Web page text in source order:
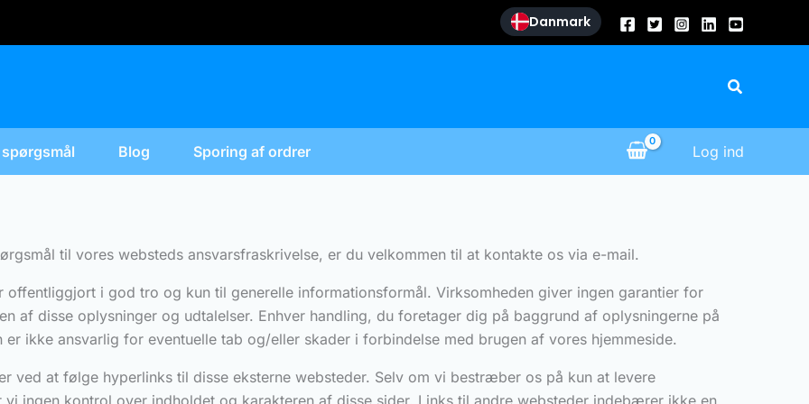
Danmark
Søg
Blog Sporing af ordrer Log ind
til vores websteds ansvarsfraskrivelse, er du velkommen til at kontakte os via e-mail.
i god tro og kun til generelle informationsformål. Virksomheden giver ingen garantier for
af disse oplysninger og udtalelser. Enhver handling, du foretager dig på baggrund af oplysningerne på
ikke ansvarlig for eventuelle tab og/eller skader i forbindelse med brugen af vores hjemmeside.
ved at følge hyperlinks til disse eksterne websteder. Selv om vi bestræber os på kun at levere
ingen kontrol over indholdet og karakteren af disse sider. Links til andre websteder indebærer ikke en